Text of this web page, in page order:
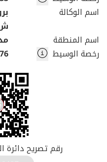
اسم الوكالة
اسم المنطقة
رخصة الوسيط
رقم تصريح دائرة